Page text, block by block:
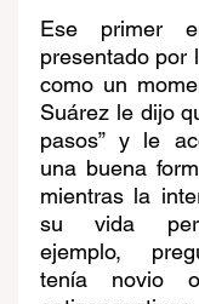
Ese primer
presentado por
como un
Suárez le dijo
pasos” y le
una buena
mientras la
su vida
ejemplo,
tenía novio